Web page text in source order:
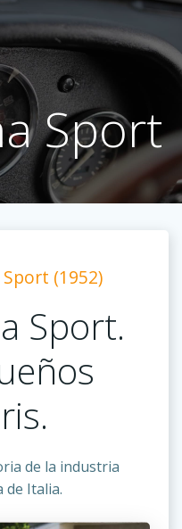
Sport
(1952)
Sport.
de la industria
de Italia.